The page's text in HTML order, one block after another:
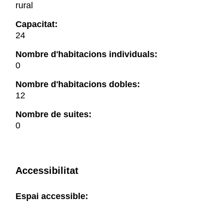
rural
Capacitat:
24
Nombre d'habitacions individuals:
0
Nombre d'habitacions dobles:
12
Nombre de suites:
0
Accessibilitat
Espai accessible: